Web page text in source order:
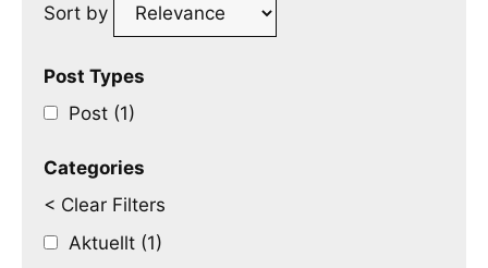
Sort by
Post Types
Post (1)
Categories
< Clear Filters
Aktuellt (1)